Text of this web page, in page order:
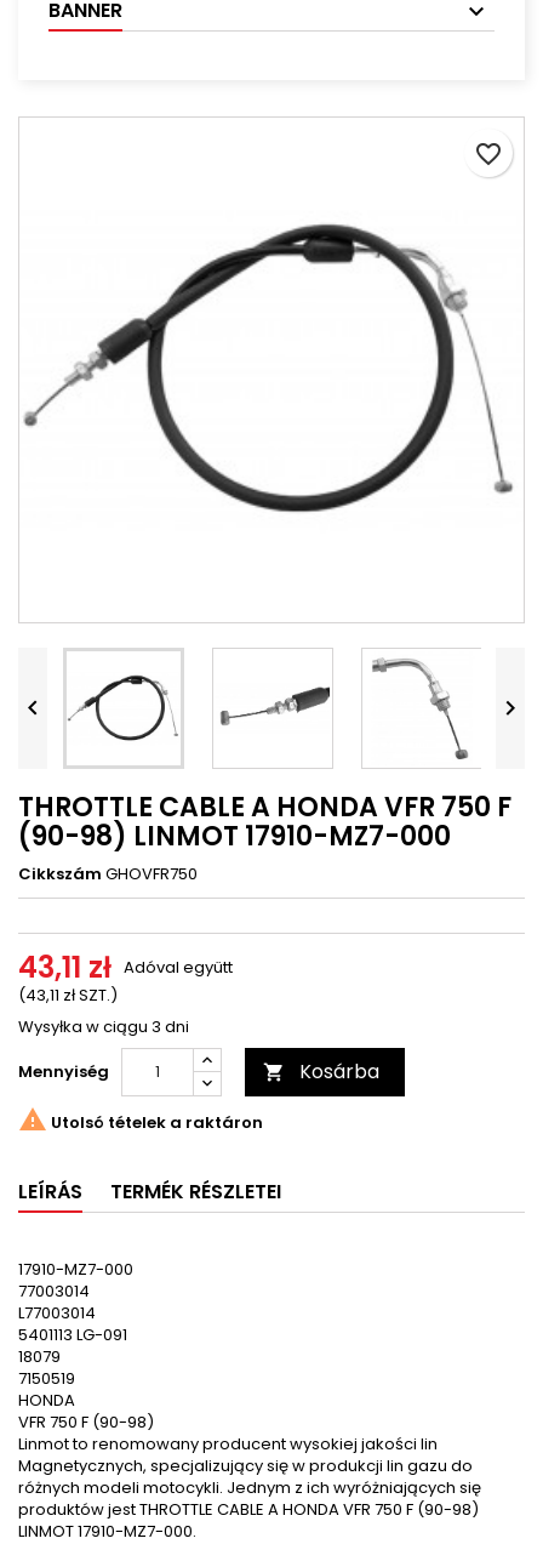
BANNER
favorite_border
 
 
THROTTLE CABLE A HONDA VFR 750 F
(90-98) LINMOT 17910-MZ7-000
Cikkszám GHOVFR750
43,11 zł
(43,11 zł SZT.)
Adóval együtt
Wysyłka w ciągu 3 dni
Mennyiség
 Kosárba
 Utolsó tételek a raktáron
LEÍRÁS TERMÉK RÉSZLETEI
17910-MZ7-000
77003014
L77003014
5401113 LG-091
18079
7150519
HONDA
VFR 750 F (90-98)
Linmot to renomowany producent wysokiej jakości lin
Magnetycznych, specjalizujący się w produkcji lin gazu do
różnych modeli motocykli. Jednym z ich wyróżniających się
produktów jest THROTTLE CABLE A HONDA VFR 750 F (90-98)
LINMOT 17910-MZ7-000.